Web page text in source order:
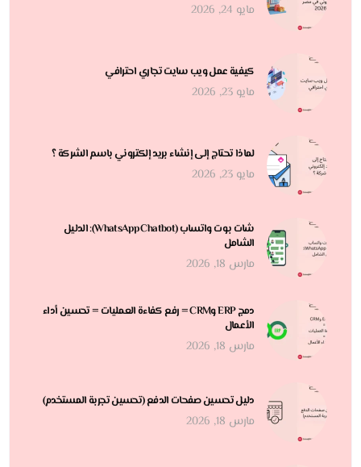
مايو 24, 2026
كيفية عمل ويب سايت تجاري احترافي
مايو 23, 2026
لماذا تحتاج إلى إنشاء بريد إلكتروني باسم الشركة ؟
مايو 23, 2026
شات بوت واتساب (WhatsApp Chatbot): الدليل
الشامل
مارس 18, 2026
دمج ERP وCRM = رفع كفاءة العمليات = تحسين أداء
الأعمال
مارس 18, 2026
دليل تحسين صفحات الدفع (تحسين تجربة المستخدم)
مارس 18, 2026